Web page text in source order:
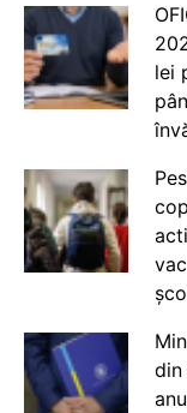
lei
din